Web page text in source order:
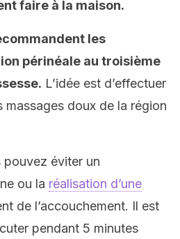
faire à la maison.
les
périnéale au troisième
L’idée est d’effectuer
massages doux de la région
éviter un
ou la réalisation d’une
de l’accouchement. Il est
pendant 5 minutes